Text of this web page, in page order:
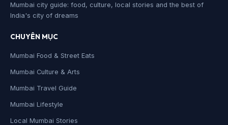
Mumbai city guide: food, culture, local stories and the best of
India's city of dreams
CHUYÊN MỤC
Mumbai Food & Street Eats
Mumbai Culture & Arts
Mumbai Travel Guide
Mumbai Lifestyle
Local Mumbai Stories